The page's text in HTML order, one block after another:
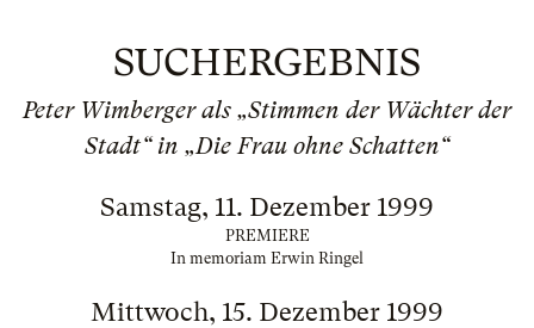
SUCHERGEBNIS
Peter Wimberger als „Stimmen der Wächter der
Stadt“ in „Die Frau ohne Schatten“
Samstag, 11. Dezember 1999
PREMIERE
In memoriam Erwin Ringel
Mittwoch, 15. Dezember 1999